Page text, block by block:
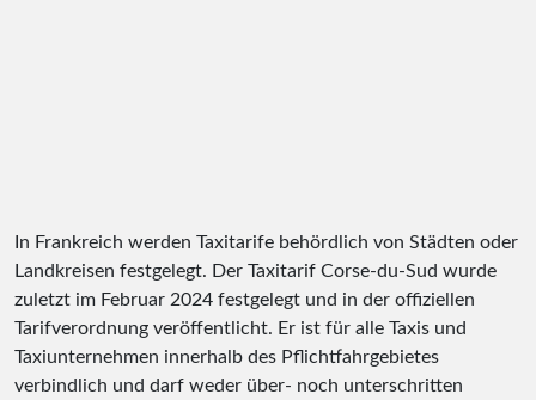
In Frankreich werden Taxitarife behördlich von Städten oder
Landkreisen festgelegt. Der Taxitarif Corse-du-Sud wurde
zuletzt im Februar 2024 festgelegt und in der offiziellen
Tarifverordnung veröffentlicht. Er ist für alle Taxis und
Taxiunternehmen innerhalb des Pflichtfahrgebietes
verbindlich und darf weder über- noch unterschritten